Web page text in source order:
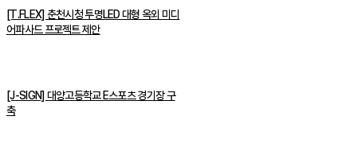
[T.FLEX] 춘천시청 투명LED 대형 옥외 미디
어파사드 프로젝트 제안
[J-SIGN] 대양고등학교 E스포츠 경기장 구
축